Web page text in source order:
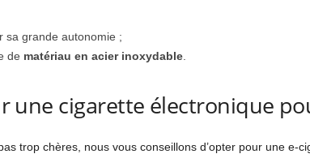
sa grande autonomie ;
de matériau en acier inoxydable.
une cigarette électronique
trop chères, nous vous conseillons d’opter pour une e-